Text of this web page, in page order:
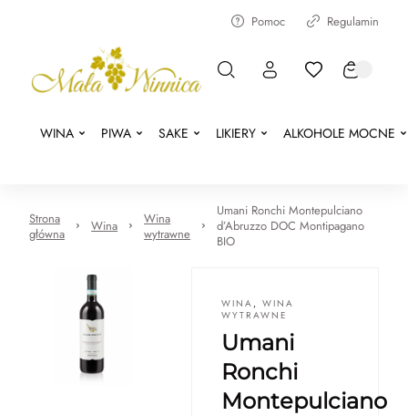
Pomoc Regulamin
WINA PIWA SAKE LIKIERY ALKOHOLE MOCNE
Strona
główna
Wina
Wina
wytrawne
Umani Ronchi Montepulciano
d’Abruzzo DOC Montipagano
BIO
WINA , WINA
WYTRAWNE
Umani
Ronchi
Montepulciano